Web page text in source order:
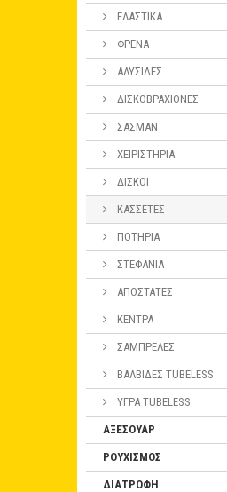
ΕΛΑΣΤΙΚΑ
ΦΡΕΝΑ
ΑΛΥΣΙΔΕΣ
ΔΙΣΚΟΒΡΑΧΙΟΝΕΣ
ΣΑΣΜΑΝ
ΧΕΙΡΙΣΤΗΡΙΑ
ΔΙΣΚΟΙ
ΚΑΣΣΕΤΕΣ
ΠΟΤΗΡΙΑ
ΣΤΕΦΑΝΙΑ
ΑΠΟΣΤΑΤΕΣ
ΚΕΝΤΡΑ
ΣΑΜΠΡΕΛΕΣ
ΒΑΛΒΙΔΕΣ TUBELESS
ΥΓΡΑ TUBELESS
ΑΞΕΣΟΥΑΡ
ΡΟΥΧΙΣΜΟΣ
ΔΙΑΤΡΟΦΗ